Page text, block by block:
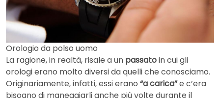
Orologio da polso uomo
La ragione, in realtà, risale a un passatoin cui gli
orologi erano molto diversi da quelli che conosciamo.
Originariamente, infatti, essi erano “a carica”e c’era
bisogno di maneggiarli anche più volte durante il